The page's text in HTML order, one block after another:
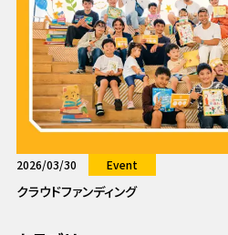
2026/03/30 Event
クラウドファンディング